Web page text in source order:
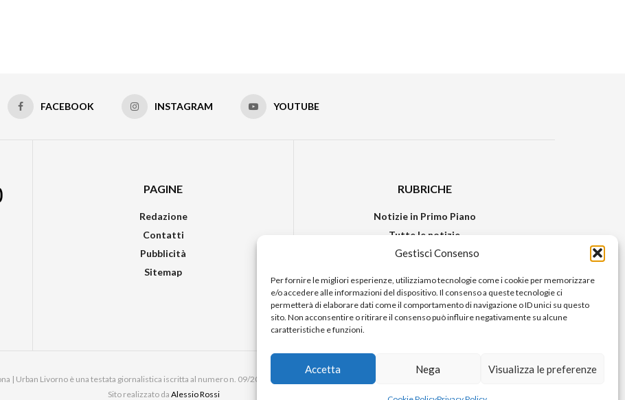
Gestisci Consenso
Per fornire le migliori esperienze, utilizziamo tecnologie come i cookie per memorizzare
e/o accedere alle informazioni del dispositivo. Il consenso a queste tecnologie ci
permetterà di elaborare dati come il comportamento di navigazione o ID unici su questo
sito. Non acconsentire o ritirare il consenso può influire negativamente su alcune
caratteristiche e funzioni.
Accetta Nega Visualizza le preferenze
FACEBOOK INSTAGRAM YOUTUBE
PAGINE
Redazione
Contatti
Pubblicità
Sitemap
RUBRICHE
Notizie in Primo Piano
Tutte le notizie
Urban Video
| Urban Livorno è una testata giornalistica iscritta al numero n. 09/2018 del Registro Stampa del Tribunale di Livorno
Sito realizzato da Alessio Rossi